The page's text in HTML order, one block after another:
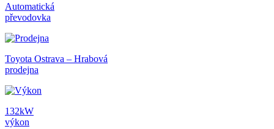
Automatická
převodovka
Toyota Ostrava – Hrabová
prodejna
132kW
výkon